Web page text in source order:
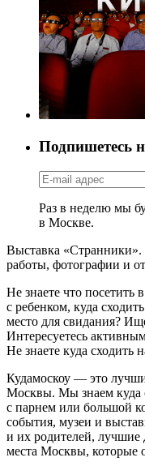
Подпишетесь
Раз в неделю мы
в Москве.
Выставка
работы, фотографии и
Не знаете что посетить
с ребенком, куда
место для свидания?
Интересуетесь
Не знаете куда сходить
Кудамоскоу — это
Москвы. Мы знаем куда
с парнем или большой
события, музеи и
и их родителей, лучшие
места Москвы, которые